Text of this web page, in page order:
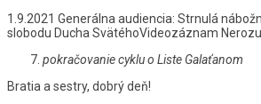
1.9.2021 Generálna audiencia: Strnulá
slobodu Ducha SvätéhoVideozáznam
pokračovanie cyklu o Liste Galaťanom
Bratia a sestry, dobrý deň!